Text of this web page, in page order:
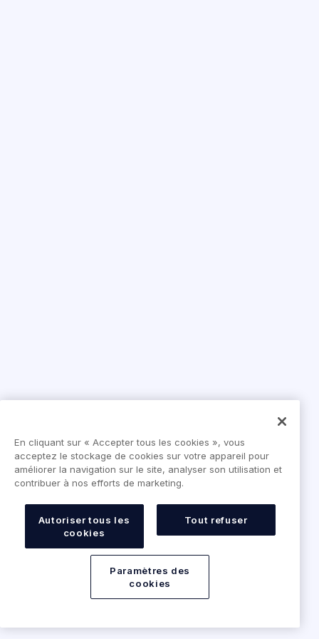
En cliquant sur « Accepter tous les cookies », vous
acceptez le stockage de cookies sur votre appareil pour
améliorer la navigation sur le site, analyser son utilisation et
contribuer à nos efforts de marketing.
Autoriser tous les
cookies
Tout refuser
Paramètres des
cookies